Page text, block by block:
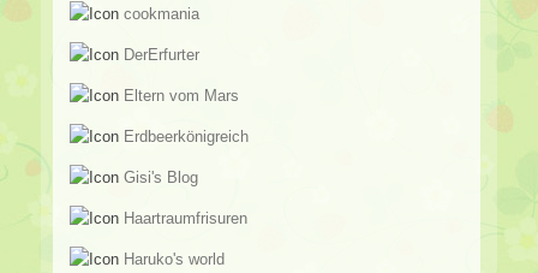
cookmania
DerErfurter
Eltern vom Mars
Erdbeerkönigreich
Gisi's Blog
Haartraumfrisuren
Haruko's world